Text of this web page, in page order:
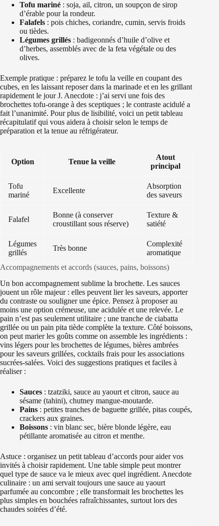
Tofu mariné : soja, ail, citron, un soupçon de sirop
d’érable pour la rondeur.
Falafels : pois chiches, coriandre, cumin, servis froids
ou tièdes.
Légumes grillés : badigeonnés d’huile d’olive et
d’herbes, assemblés avec de la feta végétale ou des
olives.
Exemple pratique : préparez le tofu la veille en coupant des
cubes, en les laissant reposer dans la marinade et en les grillant
rapidement le jour J. Anecdote : j’ai servi une fois des
brochettes tofu-orange à des sceptiques ; le contraste acidulé a
fait l’unanimité. Pour plus de lisibilité, voici un petit tableau
récapitulatif qui vous aidera à choisir selon le temps de
préparation et la tenue au réfrigérateur.
Option Tenue la veille
Atout
principal
Tofu
mariné
Excellente
Absorption
des saveurs
Falafel
Bonne (à conserver
croustillant sous réserve)
Texture &
satiété
Légumes
grillés
Très bonne
Complexité
aromatique
Accompagnements et accords (sauces, pains, boissons)
Un bon accompagnement sublime la brochette. Les sauces
jouent un rôle majeur : elles peuvent lier les saveurs, apporter
du contraste ou souligner une épice. Pensez à proposer au
moins une option crémeuse, une acidulée et une relevée. Le
pain n’est pas seulement utilitaire ; une tranche de ciabatta
grillée ou un pain pita tiède complète la texture. Côté boissons,
on peut marier les goûts comme on assemble les ingrédients :
vins légers pour les brochettes de légumes, bières ambrées
pour les saveurs grillées, cocktails frais pour les associations
sucrées-salées. Voici des suggestions pratiques et faciles à
réaliser :
Sauces : tzatziki, sauce au yaourt et citron, sauce au
sésame (tahini), chutney mangue-moutarde.
Pains : petites tranches de baguette grillée, pitas coupés,
crackers aux graines.
Boissons : vin blanc sec, bière blonde légère, eau
pétillante aromatisée au citron et menthe.
Astuce : organisez un petit tableau d’accords pour aider vos
invités à choisir rapidement. Une table simple peut montrer
quel type de sauce va le mieux avec quel ingrédient. Anecdote
culinaire : un ami servait toujours une sauce au yaourt
parfumée au concombre ; elle transformait les brochettes les
plus simples en bouchées rafraîchissantes, surtout lors des
chaudes soirées d’été.